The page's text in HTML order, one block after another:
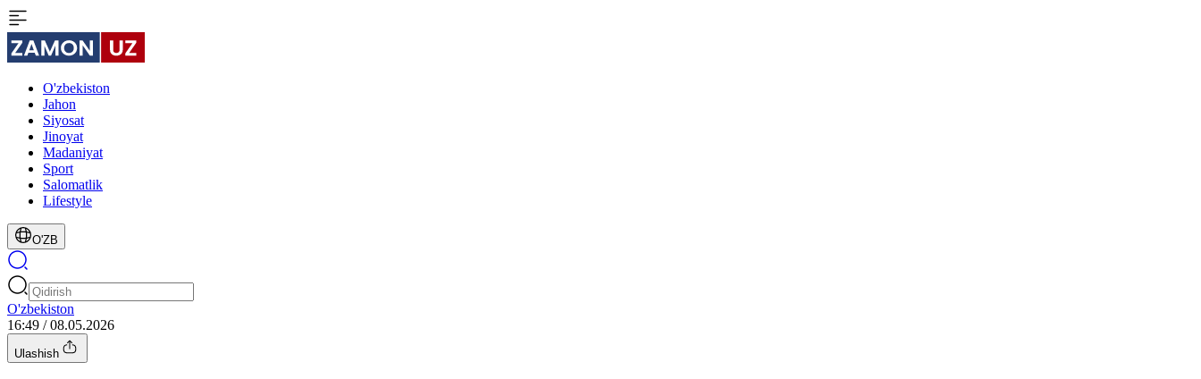
O'zbekiston
Jahon
Siyosat
Jinoyat
Madaniyat
Sport
Salomatlik
Lifestyle
O'ZB
O'zbekiston
16:49 / 08.05.2026
Ulashish